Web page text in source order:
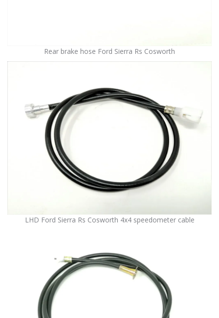
Rear brake hose Ford Sierra Rs Cosworth
LHD Ford Sierra Rs Cosworth 4x4 speedometer cable